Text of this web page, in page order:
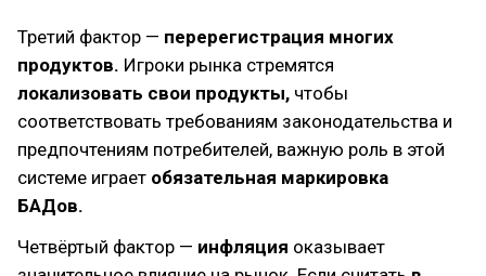
Третий фактор — перерегистрация многих
продуктов. Игроки рынка стремятся
локализовать свои продукты, чтобы
соответствовать требованиям законодательства и
предпочтениям потребителей, важную роль в этой
системе играет обязательная маркировка
БАДов.
Четвёртый фактор — инфляция оказывает